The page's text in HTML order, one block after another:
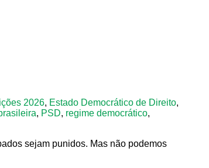
2026, Estado Democrático de Direito,
, PSD, regime democrático,
sejam punidos. Mas não podemos